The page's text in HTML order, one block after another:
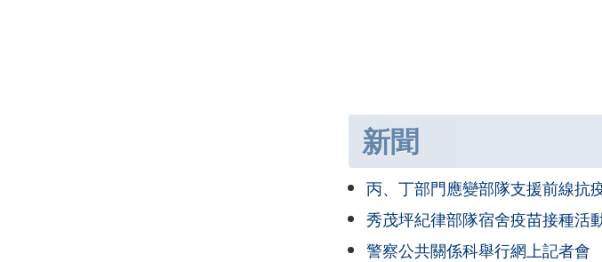
新聞
丙、丁部門應變部隊支援前線抗
秀茂坪紀律部隊宿舍疫苗接種活
警察公共關係科舉行網上記者會